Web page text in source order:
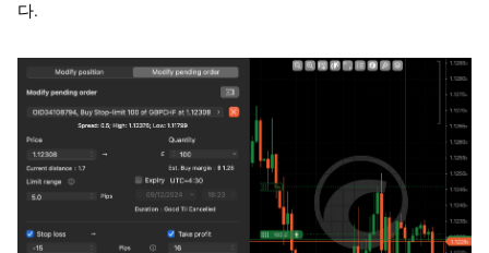
다.